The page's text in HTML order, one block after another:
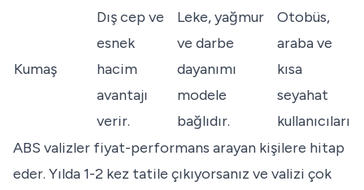
Kumaş
Dış cep ve
esnek
hacim
avantajı
verir.
Leke, yağmur
ve darbe
dayanımı
modele
bağlıdır.
Otobüs,
araba ve
kısa
seyahat
kullanıcıları
ABS valizler fiyat-performans arayan kişilere hitap
eder. Yılda 1-2 kez tatile çıkıyorsanız ve valizi çok